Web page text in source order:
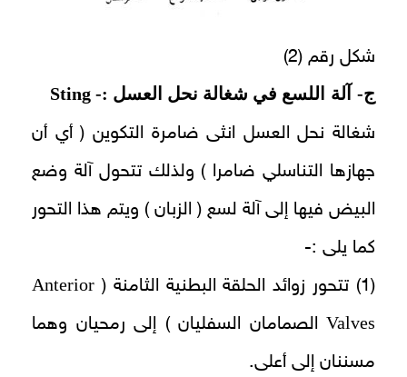
شكل رقم (2)
ج- آلة اللسع في شغالة نحل العسل :- Sting
شغالة نحل العسل انثى ضامرة التكوين ( أي أن
جهازها التناسلي ضامرا ) ولذلك تتحول آلة وضع
البيض فيها إلى آلة لسع ( الزبان ) ويتم هذا التحور
كما يلى :-
(1) تتحور زوائد الحلقة البطنية الثامنة (
Anterior
Valves الصمامان السفليان ) إلى رمحيان وهما
مسننان إلى أعلى.